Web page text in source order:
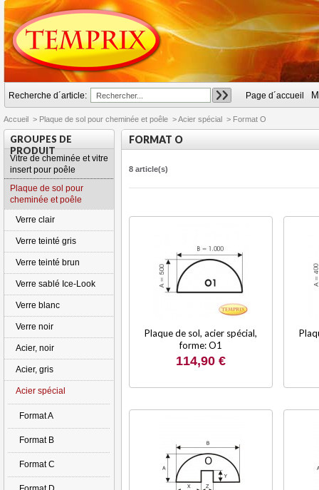
Recherche d´article: Page d´accueil
Accueil > Plaque de sol pour cheminée et poêle >Acier spécial > Format O
FORMAT O
8 article(s)
Plaque de sol, acier spécial,
forme: O1
114,90 €
GROUPES DE
PRODUIT
Vitre de cheminée et vitre
insert pour poêle
Plaque de sol pour
cheminée et poêle
Verre clair
Verre teinté gris
Verre teinté brun
Verre sablé Ice-Look
Verre blanc
Verre noir
Acier, noir
Acier, gris
Acier spécial
Format A
Format B
Format C